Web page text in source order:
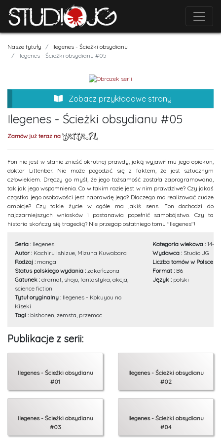
Nasze tytuły
Ilegenes - Ścieżki obsydianu
Ilegenes - Ścieżki obsydianu #05
Zobacz przykładowe strony
Ilegenes - Ścieżki obsydianu #05
Zamów już teraz na
Fon nie jest w stanie znieść okrutnej prawdy, jaką wyjawił mu jego opiekun,
doktor Littenber. Nie może pogodzić się z faktem, że jest sztucznym
człowiekiem. Dręczy go myśl, że jego tożsamość została zaprogramowana,
tak jak jego wspomnienia. Co w takim razie jest w nim prawdziwe? Czy jakaś
cząstka jego osobowości jest naprawdę jego? Dlaczego ma realizować cudze
ambicje? Czy takie życie w ogóle ma jakiś sens. Fon dochodzi do
najczarniejszych wniosków i postanawia popełnić samobójstwo. Czy ta
historia skończy się tragedią? Nie przegap ostatniego tomu "Ilegenes"!
Seria : Ilegenes
Autor : Kachiru Ishizue, Mizuna Kuwabara
Rodzaj : manga
Status polskiego wydania : zakończona
Gatunek : dramat, shojo, fantastyka, akcja,
science fiction
Tytuł oryginalny : Ilegenes - Kokuyou no
Kiseki
Tagi : bishonen, zemsta, przemoc
Kategoria wiekowa : 14+
Wydawca : Studio JG
Liczba tomów w Polsce :
Format : B6
Język : polski
Publikacje z serii:
Ilegenes - Ścieżki obsydianu
#01
Ilegenes - Ścieżki obsydianu
#02
Ilegenes - Ścieżki obsydianu
#03
Ilegenes - Ścieżki obsydianu
#04